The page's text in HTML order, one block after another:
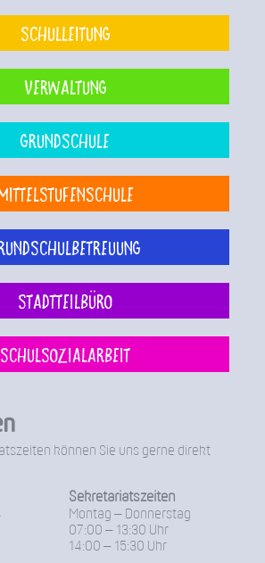
Schulleitung
Verwaltung
Grundschule
Stadtteilbüro
Schulsozialarbeit
können Sie uns gerne direkt
Sekretariatszeiten
Montag – Donnerstag
07:00 – 13:30 Uhr
14:00 – 15:30 Uhr